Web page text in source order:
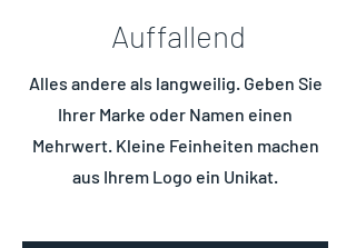
Auffallend
Alles andere als langweilig. Geben Sie
Ihrer Marke oder Namen einen
Mehrwert. Kleine Feinheiten machen
aus Ihrem Logo ein Unikat.